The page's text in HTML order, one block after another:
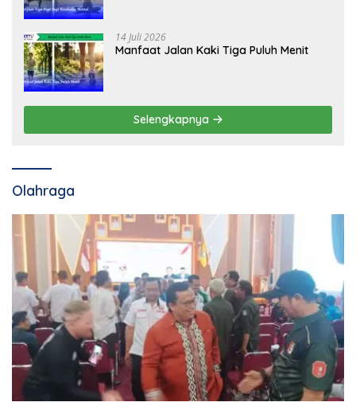
14 Juli 2026
Manfaat Jalan Kaki Tiga Puluh Menit
Selengkapnya
Olahraga